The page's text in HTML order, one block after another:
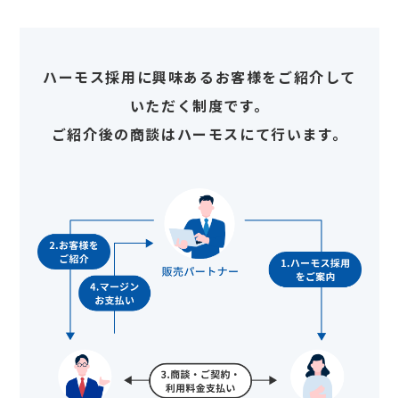
ハーモス採用に興味あるお客様をご紹介して
いただく制度です。
ご紹介後の商談はハーモスにて行います。